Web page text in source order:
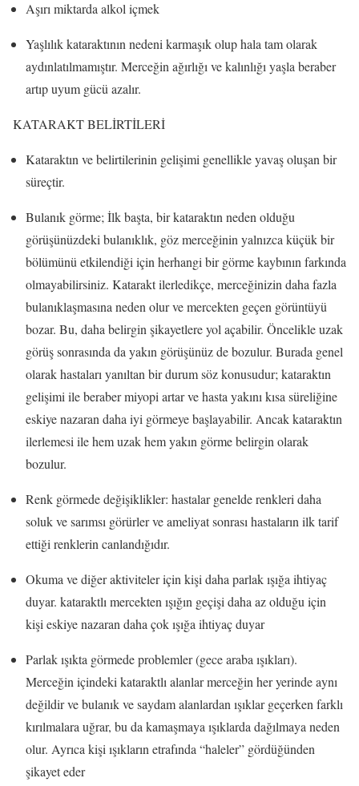
Aşırı miktarda alkol içmek
Yaşlılık kataraktının nedeni karmaşık olup hala tam olarak
aydınlatılmamıştır. Merceğin ağırlığı ve kalınlığı yaşla beraber
artıp uyum gücü azalır.
KATARAKT BELİRTİLERİ
Kataraktın ve belirtilerinin gelişimi genellikle yavaş oluşan bir
süreçtir.
Bulanık görme; İlk başta, bir kataraktın neden olduğu
görüşünüzdeki bulanıklık, göz merceğinin yalnızca küçük bir
bölümünü etkilendiği için herhangi bir görme kaybının farkında
olmayabilirsiniz. Katarakt ilerledikçe, merceğinizin daha fazla
bulanıklaşmasına neden olur ve mercekten geçen görüntüyü
bozar. Bu, daha belirgin şikayetlere yol açabilir. Öncelikle uzak
görüş sonrasında da yakın görüşünüz de bozulur. Burada genel
olarak hastaları yanıltan bir durum söz konusudur; kataraktın
gelişimi ile beraber miyopi artar ve hasta yakını kısa süreliğine
eskiye nazaran daha iyi görmeye başlayabilir. Ancak kataraktın
ilerlemesi ile hem uzak hem yakın görme belirgin olarak
bozulur.
Renk görmede değişiklikler: hastalar genelde renkleri daha
soluk ve sarımsı görürler ve ameliyat sonrası hastaların ilk tarif
ettiği renklerin canlandığıdır.
Okuma ve diğer aktiviteler için kişi daha parlak ışığa ihtiyaç
duyar. kataraktlı mercekten ışığın geçişi daha az olduğu için
kişi eskiye nazaran daha çok ışığa ihtiyaç duyar
Parlak ışıkta görmede problemler (gece araba ışıkları).
Merceğin içindeki kataraktlı alanlar merceğin her yerinde aynı
değildir ve bulanık ve saydam alanlardan ışıklar geçerken farklı
kırılmalara uğrar, bu da kamaşmaya ışıklarda dağılmaya neden
olur. Ayrıca kişi ışıkların etrafında “haleler” gördüğünden
şikayet eder